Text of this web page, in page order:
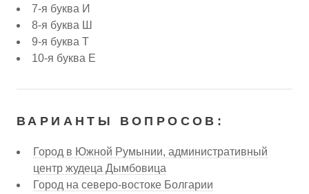
7-я буква И
8-я буква Ш
9-я буква Т
10-я буква Е
ВАРИАНТЫ ВОПРОСОВ:
Город в Южной Румынии, административный
центр жудеца Дымбовица
Город на северо-востоке Болгарии